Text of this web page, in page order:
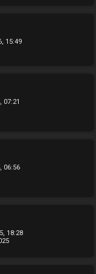
15:49
07:21
06:56
18:28